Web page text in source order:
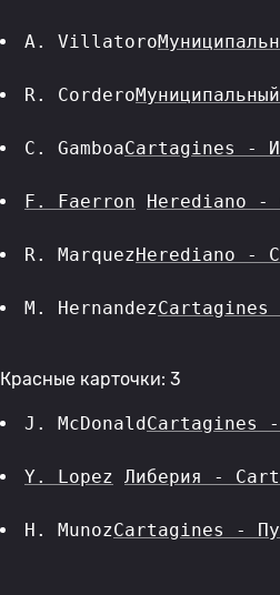
A. Villatoro
R. Cordero
C. GamboaCartagines -
F. Faerron Herediano -
R. MarquezHerediano -
M. HernandezCartagines
Красные карточки: 3
J. McDonaldCartagines -
Y. Lopez Либерия -
H. MunozCartagines -